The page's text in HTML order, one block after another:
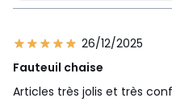
26/12/2025
Fauteuil chaise
Articles très jolis et très